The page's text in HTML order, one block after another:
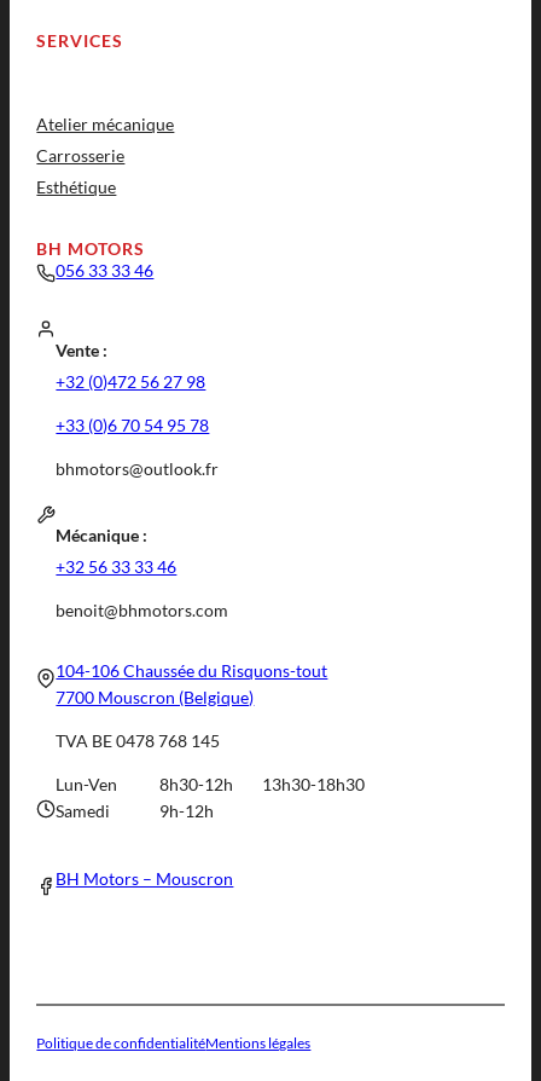
SERVICES
Atelier mécanique
Carrosserie
Esthétique
BH MOTORS
056 33 33 46
Vente :
+32 (0)472 56 27 98
+33 (0)6 70 54 95 78
bhmotors@outlook.fr
Mécanique :
+32 56 33 33 46
benoit@bhmotors.com
104-106 Chaussée du Risquons-tout
7700 Mouscron (Belgique)
TVA BE 0478 768 145
Lun-Ven 8h30-12h
13h30-18h30
Samedi
9h-12h
BH Motors – Mouscron
Politique de confidentialitéMentions légales